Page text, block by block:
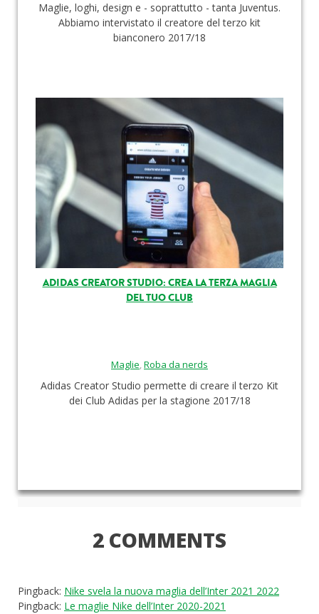
Maglie, loghi, design e - soprattutto - tanta Juventus.
Abbiamo intervistato il creatore del terzo kit
bianconero 2017/18
ADIDAS CREATOR STUDIO: CREA LA TERZA MAGLIA
DEL TUO CLUB
Maglie,Roba da nerds
Adidas Creator Studio permette di creare il terzo Kit
dei Club Adidas per la stagione 2017/18
2 COMMENTS
Pingback: Nike svela la nuova maglia dell’Inter 2021 2022
Pingback: Le maglie Nike dell’Inter 2020-2021